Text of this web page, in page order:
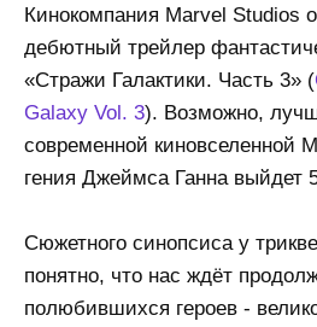
Кинокомпания Marvel Studios
дебютный трейлер
«Стражи Галактики. Часть 3» (
Galaxy Vol. 3). Возможно,
современной киновселенной
гения Джеймса Ганна выйдет
Сюжетного синопсиса у
понятно, что нас ждёт
полюбившихся героев -